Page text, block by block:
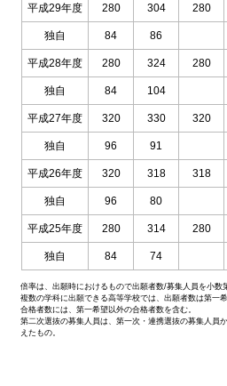
平成29年度 280 304 280
独自 84 86
平成28年度 280 324 280
独自 84 104
平成27年度 320 330 320
独自 96 91
平成26年度 320 318 318
独自 96 80
平成25年度 280 314 280
独自 84 74
倍率は、出願時におけるもので出願者数/募集人員を小数
複数の学科に出願できる高等学校では、出願者数は第一
合格者数には、第一希望以外の合格者数を含む。
第二次選抜の募集人員は、第一次・連携選抜の募集人員
えたもの。